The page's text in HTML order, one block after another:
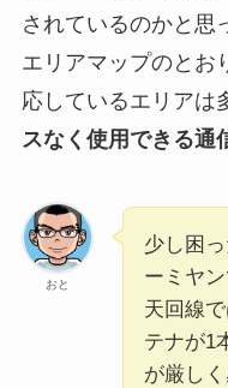
されているのかと思
エリアマップのとお
応しているエリアは
スなく使用できる通
おと
少し困
ーミヤ
天回線
テナが1
が厳し